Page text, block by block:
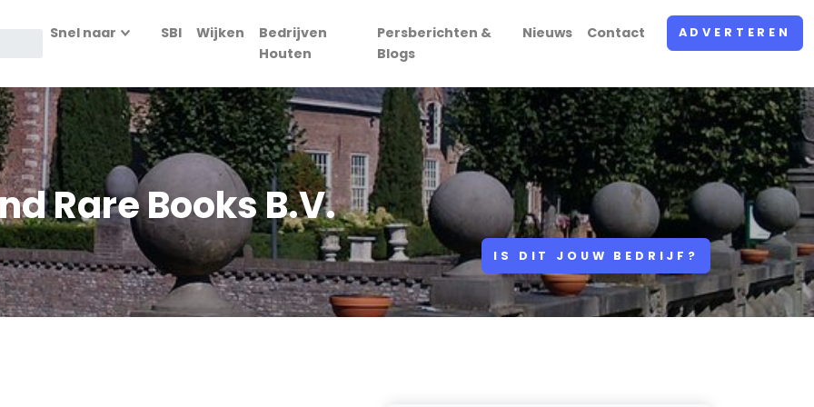
Snel naar SBI Wijken
Bedrijven
Houten
Persberichten &
Blogs
Nieuws Contact ADVERTEREN
Rare Books B.V.
IS DIT JOUW BEDRIJF?